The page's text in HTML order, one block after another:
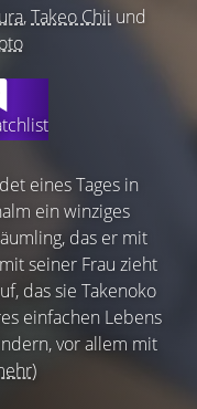
,Takeo Chii und
eines Tages in
ein winziges
das er mit
seiner Frau zieht
das sie Takenoko
einfachen Lebens
vor allem mit